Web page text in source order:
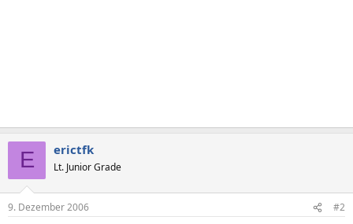
E erictfk
Lt. Junior Grade
9. Dezember 2006 #2